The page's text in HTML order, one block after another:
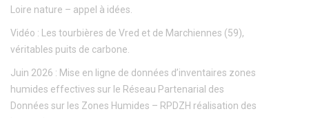
Loire nature – appel à idées.
Vidéo : Les tourbières de Vred et de Marchiennes (59),
véritables puits de carbone.
Juin 2026 : Mise en ligne de données d’inventaires zones
humides effectives sur le Réseau Partenarial des
Données sur les Zones Humides – RPDZH réalisation des